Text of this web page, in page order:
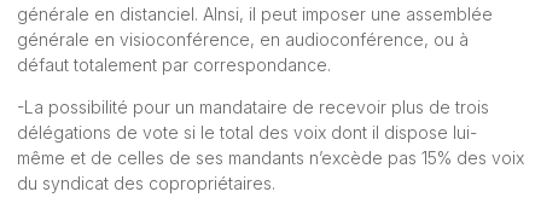
générale en distanciel. AInsi, il peut imposer une assemblée
générale en visioconférence, en audioconférence, ou à
défaut totalement par correspondance.
-La possibilité pour un mandataire de recevoir plus de trois
délégations de vote si le total des voix dont il dispose lui-
même et de celles de ses mandants n’excède pas 15% des voix
du syndicat des copropriétaires.